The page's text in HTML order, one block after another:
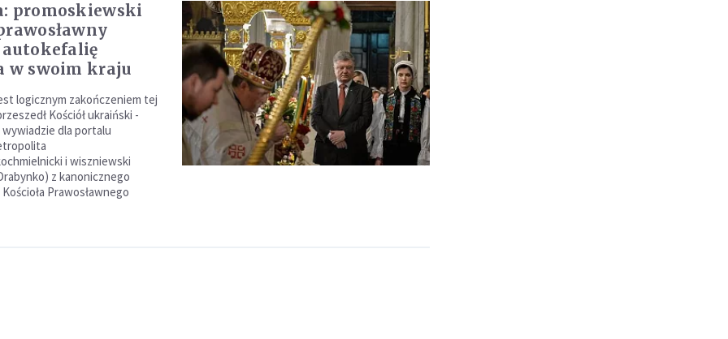
promoskiewski
w swoim kraju
logicznym zakończeniem tej
Kościół ukraiński -
wywiadzie dla portalu
i wiszniewski
z kanonicznego
Prawosławnego